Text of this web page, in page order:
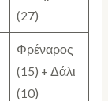
(27)
Φρέναρος
(15) + Δάλι
(10)